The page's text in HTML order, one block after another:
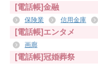
[電話帳]金融
保険業 信用金庫
[電話帳]エンタメ
画廊
[電話帳]冠婚葬祭